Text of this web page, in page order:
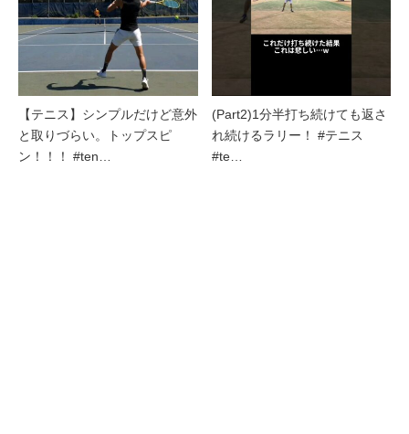
【テニス】シンプルだけど意外
と取りづらい。トップスピ
ン！！！ #ten…
(Part2)1分半打ち続けても返さ
れ続けるラリー！ #テニス
#te…